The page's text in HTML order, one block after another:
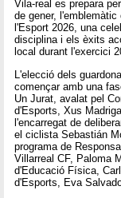
Vila-real es prepara
de gener,
l'Esport 2026, una
disciplina i els èxits
local durant l'exercici
L'elecció dels
començar amb una
Un Jurat, avalat pel
d'Esports, Xus
l'encarregat de
el ciclista Sebastián
programa de
Villarreal CF, Paloma
d'Educació Física,
d'Esports, Eva